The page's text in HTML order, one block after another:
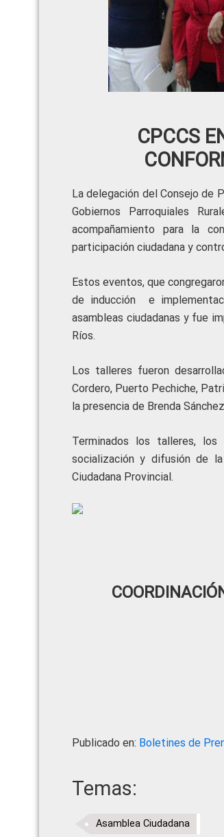
CPCCS
La delegación del Consejo de
Gobiernos Parroquiales
acompañamiento para la
participación ciudadana y
Estos eventos, que
de inducción e
asambleas ciudadanas y fue
Ríos.
Los talleres fueron
Cordero, Puerto Pechiche,
la presencia de Brenda
Terminados los talleres,
socialización y difusión de
Ciudadana Provincial.
Publicado en: Boletines de
Temas:
Asamblea Ciudadana